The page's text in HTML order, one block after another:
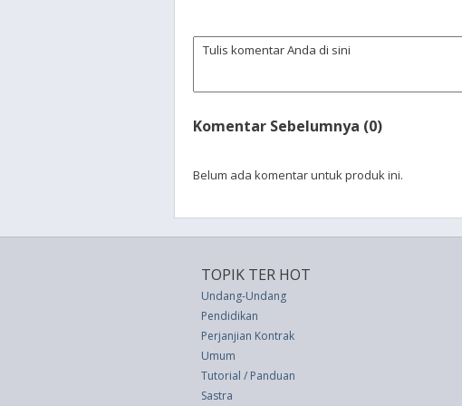
Komentar Sebelumnya (0)
Belum ada komentar untuk produk ini.
TOPIK TER HOT
Undang-Undang
Pendidikan
Perjanjian Kontrak
Umum
Tutorial / Panduan
Sastra